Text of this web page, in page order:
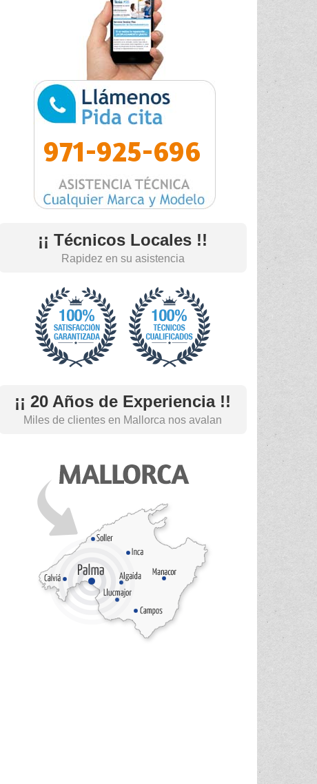
971-925-696
¡¡ Técnicos Locales !!
Rapidez en su asistencia
¡¡ 20 Años de Experiencia !!
Miles de clientes en Mallorca nos avalan